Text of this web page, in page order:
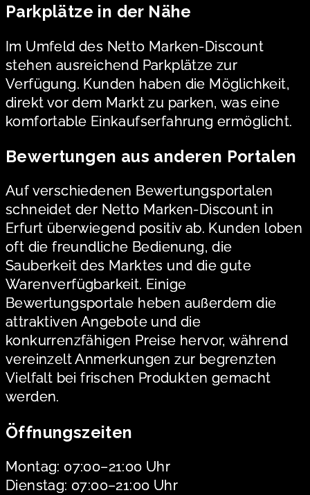
Parkplätze in der Nähe
Im Umfeld des Netto Marken-Discount
stehen ausreichend Parkplätze zur
Verfügung. Kunden haben die Möglichkeit,
direkt vor dem Markt zu parken, was eine
komfortable Einkaufserfahrung ermöglicht.
Bewertungen aus anderen Portalen
Auf verschiedenen Bewertungsportalen
schneidet der Netto Marken-Discount in
Erfurt überwiegend positiv ab. Kunden loben
oft die freundliche Bedienung, die
Sauberkeit des Marktes und die gute
Warenverfügbarkeit. Einige
Bewertungsportale heben außerdem die
attraktiven Angebote und die
konkurrenzfähigen Preise hervor, während
vereinzelt Anmerkungen zur begrenzten
Vielfalt bei frischen Produkten gemacht
werden.
Öffnungszeiten
Montag: 07:00–21:00 Uhr
Dienstag: 07:00–21:00 Uhr